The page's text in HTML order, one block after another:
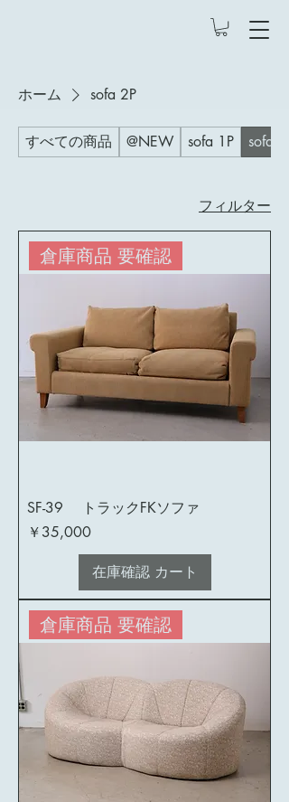
ホーム sofa 2P
すべての商品 @NEW sofa 1P sofa 2P
フィルター
倉庫商品 要確認
SF-39 トラックFKソファ
価格
￥35,000
在庫確認 カート
倉庫商品 要確認